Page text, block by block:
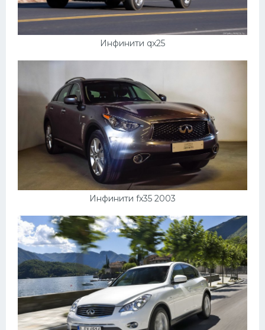
Инфинити qx25
Инфинити fx35 2003